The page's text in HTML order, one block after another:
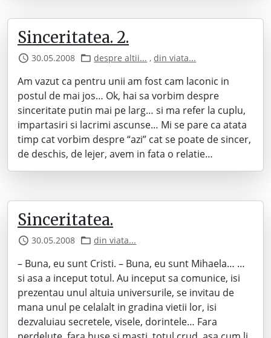
Sinceritatea. 2.
30.05.2008 despre altii... ,din viata...
Am vazut ca pentru unii am fost cam laconic in
postul de mai jos… Ok, hai sa vorbim despre
sinceritate putin mai pe larg… si ma refer la cuplu,
impartasiri si lacrimi ascunse… Mi se pare ca atata
timp cat vorbim despre “azi” cat se poate de sincer,
de deschis, de lejer, avem in fata o relatie…
Sinceritatea.
30.05.2008 din viata...
– Buna, eu sunt Cristi. – Buna, eu sunt Mihaela… …
si asa a inceput totul. Au inceput sa comunice, isi
prezentau unul altuia universurile, se invitau de
mana unul pe celalalt in gradina vietii lor, isi
dezvaluiau secretele, visele, dorintele… Fara